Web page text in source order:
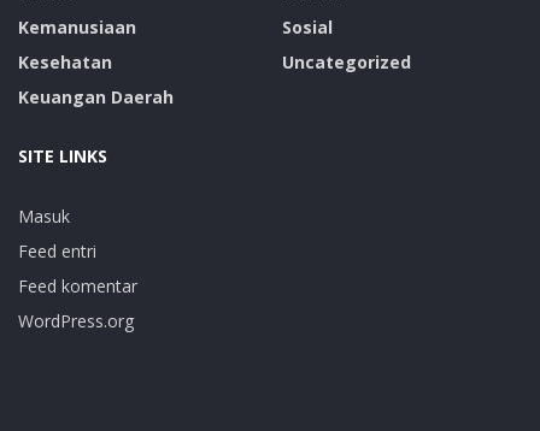
Kemanusiaan
Kesehatan
Keuangan Daerah
Sosial
Uncategorized
SITE LINKS
Masuk
Feed entri
Feed komentar
WordPress.org